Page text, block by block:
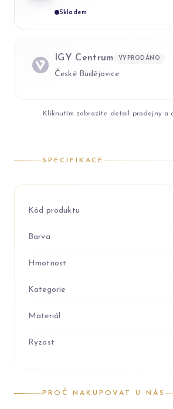
Skladem
IGY Centrum VYPRODÁNO
České Budějovice
Kliknutím zobrazíte detail prodejny a
SPECIFIKACE
Kód produktu
Barva
Hmotnost
Kategorie
Materiál
Ryzost
PROČ NAKUPOVAT U NÁS